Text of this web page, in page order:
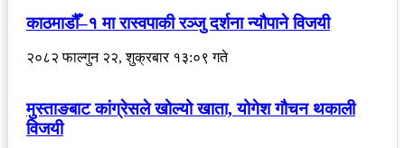
काठमाडौँ–१ मा रास्वपाकी रञ्जु दर्शना न्यौपाने विजयी
२०८२ फाल्गुन २२, शुक्रबार १३:०९ गते
मुस्ताङबाट कांग्रेसले खोल्यो खाता, योगेश गौचन थकाली
विजयी